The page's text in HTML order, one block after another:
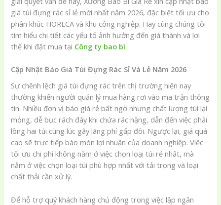
giá túi đựng rác sỉ lẻ mới nhất năm 2026, đặc biệt tối ưu cho
phân khúc HORECA và khu công nghiệp. Hãy cùng chúng tôi
tìm hiểu chi tiết các yếu tố ảnh hưởng đến giá thành và lợi
thế khi đặt mua tại Công ty bao bì.
Cập Nhật Báo Giá Túi Đựng Rác Sỉ Và Lẻ Năm 2026
Sự chênh lệch giá túi đựng rác trên thị trường hiện nay
thường khiến người quản lý mua hàng rơi vào ma trận thông
tin. Nhiều đơn vị báo giá rẻ bất ngờ nhưng chất lượng túi lại
mỏng, dễ bục rách đáy khi chứa rác nặng, dẫn đến việc phải
lồng hai túi cùng lúc gây lãng phí gấp đôi. Ngược lại, giá quá
cao sẽ trực tiếp bào mòn lợi nhuận của doanh nghiệp. Việc
tối ưu chi phí không nằm ở việc chọn loại túi rẻ nhất, mà
nằm ở việc chọn loại túi phù hợp nhất với tải trọng và loại
chất thải cần xử lý.
Để hỗ trợ quý khách hàng chủ động trong việc lập ngân